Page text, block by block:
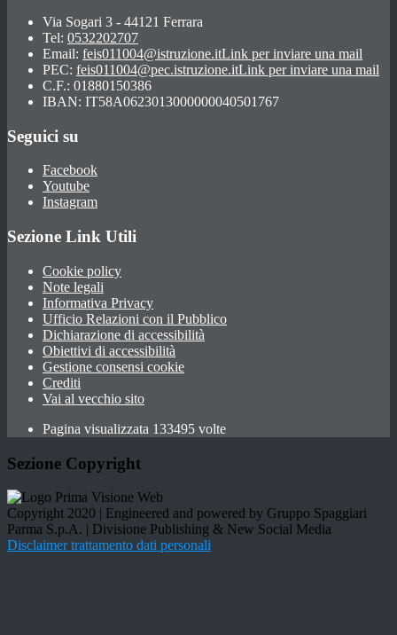
Via Sogari 3 - 44121 Ferrara
Tel: 0532202707
Email: feis011004@istruzione.itLink per inviare una mail
PEC: feis011004@pec.istruzione.itLink per inviare una mail
C.F.: 01880150386
IBAN: IT58A0623013000000040501767
Seguici su
Facebook
Youtube
Instagram
Sezione Link Utili
Cookie policy
Note legali
Informativa Privacy
Ufficio Relazioni con il Pubblico
Dichiarazione di accessibilità
Obiettivi di accessibilità
Gestione consensi cookie
Crediti
Vai al vecchio sito
Pagina visualizzata 133495 volte
Sezione Copyright
Copyright 2020 | Engineered and powered by Gruppo Spaggiari
Parma S.p.A. | Divisione Publishing & New Social Media
Disclaimer trattamento dati personali